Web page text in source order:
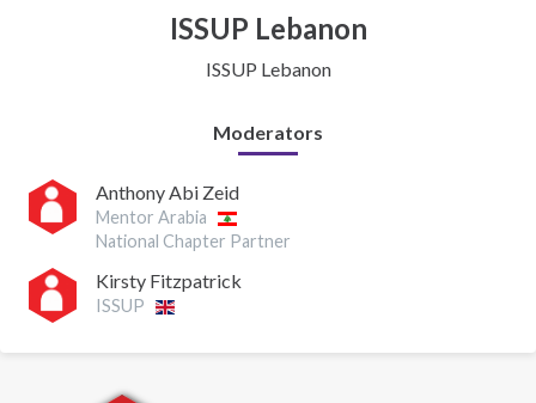
ISSUP Lebanon
ISSUP Lebanon
Moderators
Anthony Abi Zeid
Mentor Arabia
National Chapter Partner
Kirsty Fitzpatrick
ISSUP